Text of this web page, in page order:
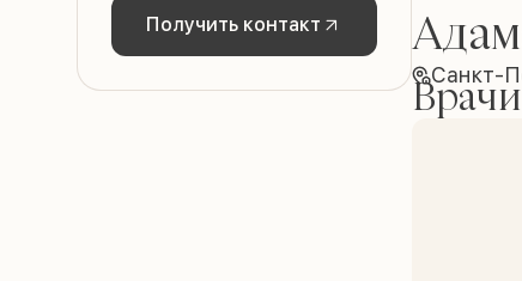
Получить контакт
Санкт-